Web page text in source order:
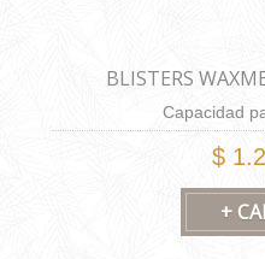
BLISTERS
Capacidad
$